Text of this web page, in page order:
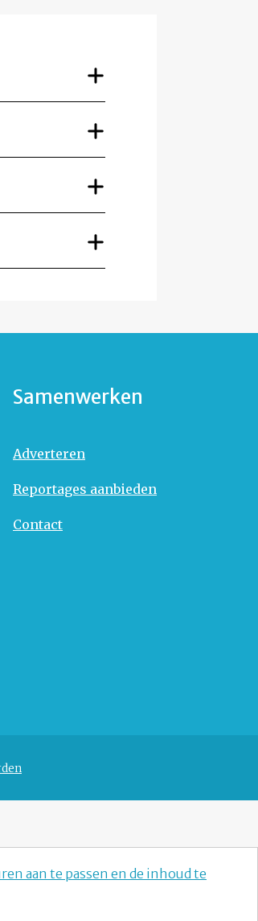
Samenwerken
Adverteren
Reportages aanbieden
Contact
aan te passen en de inhoud te